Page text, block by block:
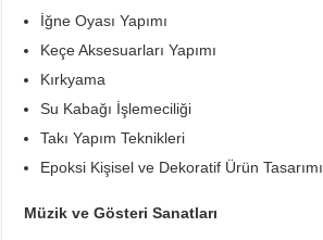
İğne Oyası Yapımı
Keçe Aksesuarları Yapımı
Kırkyama
Su Kabağı İşlemeciliği
Takı Yapım Teknikleri
Epoksi Kişisel ve Dekoratif Ürün Tasarımı
Müzik ve Gösteri Sanatları